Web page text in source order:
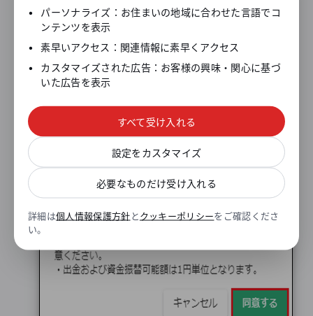
•
パーソナライズ：お住まいの地域に合わせた言語でコ
ンテンツを表示
•
素早いアクセス：関連情報に素早くアクセス
•
カスタマイズされた広告：お客様の興味・関心に基づ
いた広告を表示
すべて受け入れる
設定をカスタマイズ
必要なものだけ受け入れる
詳細は個人情報保護方針とクッキーポリシーをご確認くださ
い。